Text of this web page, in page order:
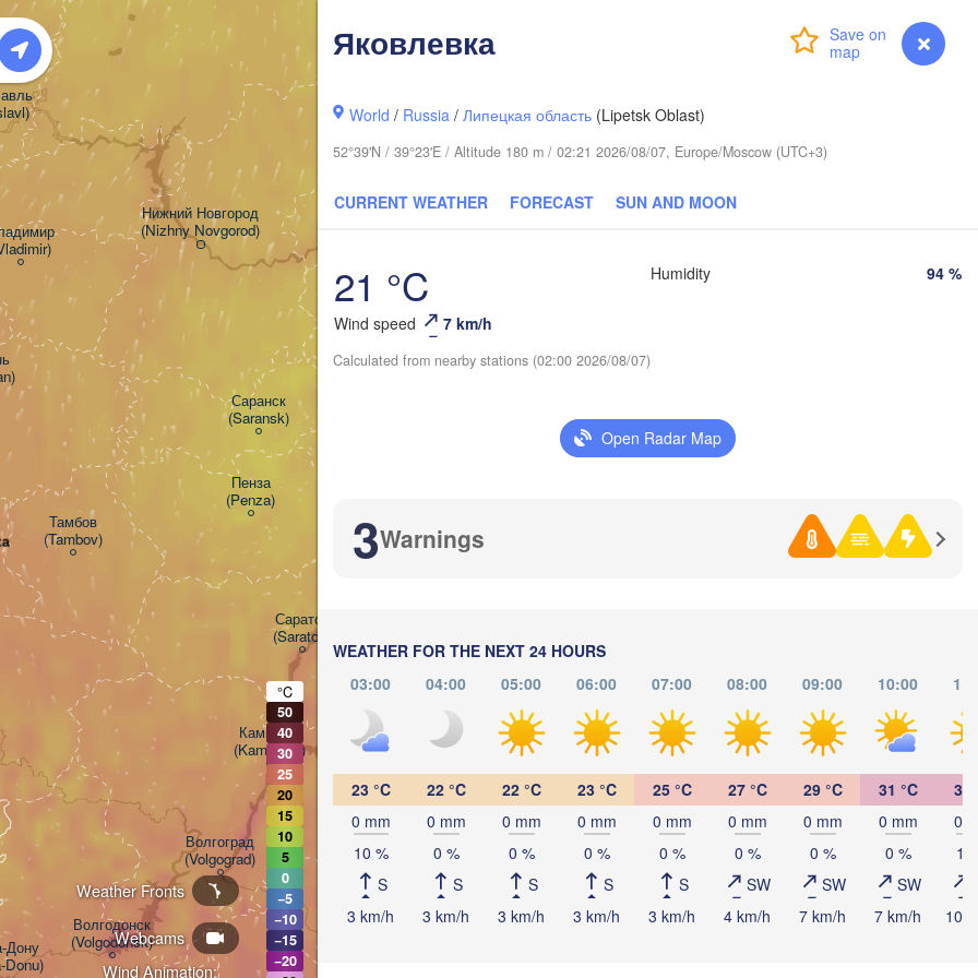
myVentusky Forecast
Яковлевка
World / Russia /Липецкая область (Lipetsk Oblast)
52°39'N / 39°23'E / Altitude 180 m / 02:21 2026/08/07, Europe/Moscow (UTC+3)
CURRENT WEATHER FORECAST SUN AND MOON
21 °C
Wind speed 7 km/h
Humidity 94 %
Calculated from nearby stations (02:00 2026/08/07)
Open Radar Map
3Warnings
WEATHER FOR THE NEXT 24 HOURS
03:00
04:00 05:00 06:00 07:00 08:00 09:00 10:00
23 °C
0 mm
10 %
S
3 km/h
22 °C
0 mm
0 %
S
3 km/h
22 °C
0 mm
0 %
S
3 km/h
23 °C
0 mm
0 %
S
3 km/h
25 °C
0 mm
0 %
S
3 km/h
27 °C
0 mm
0 %
SW
4 km/h
29 °C
0 mm
0 %
SW
7 km/h
31 °C
0 mm
0 %
SW
7 km/h
32
0
10
10
Wind Animation:
Webcams
Weather Fronts
Нижний Новгород
(Nizhny Novgorod)
Тамбов
(Tambov)
Дону
Donu)
Волгоград
(Volgograd)
Волгодонск
(Volgodonsk)
Пермь
Ижевск
Саратов
(Saratov)
Набережные Челны
(Naberezhnye Chelny)
Пенза
(Penza)
Камышин
(Kamyshin)
Саранск
(Saransk)
Орал
(Oral)
Ақтөбе
(Aktobe)
°C
50
40
30
25
20
15
10
5
0
−5
−10
−15
−20